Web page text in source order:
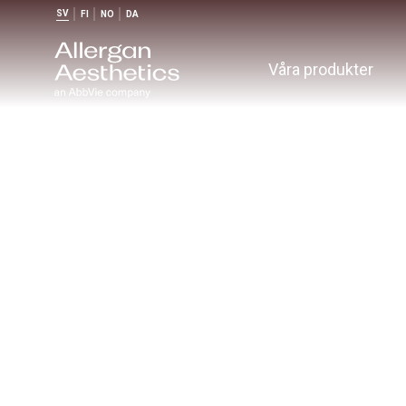
SV FI NO DA
Våra produkter